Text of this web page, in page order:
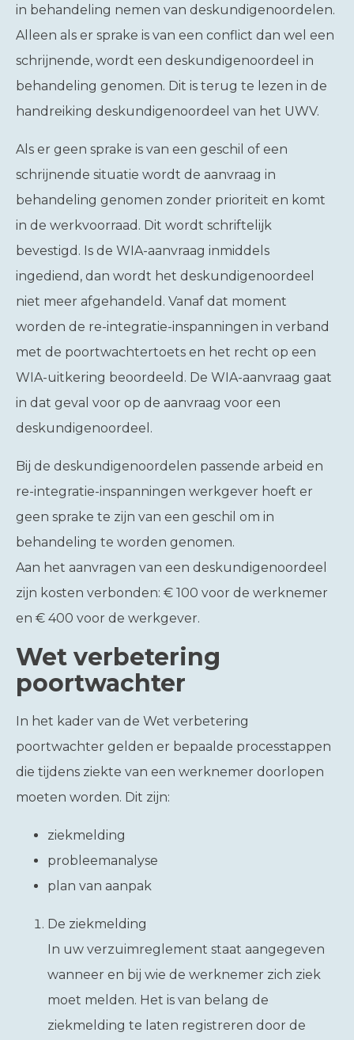
in behandeling nemen van deskundigenoordelen.
Alleen als er sprake is van een conflict dan wel een
schrijnende, wordt een deskundigenoordeel in
behandeling genomen. Dit is terug te lezen in de
handreiking deskundigenoordeel van het UWV.
Als er geen sprake is van een geschil of een
schrijnende situatie wordt de aanvraag in
behandeling genomen zonder prioriteit en komt
in de werkvoorraad. Dit wordt schriftelijk
bevestigd. Is de WIA-aanvraag inmiddels
ingediend, dan wordt het deskundigenoordeel
niet meer afgehandeld. Vanaf dat moment
worden de re-integratie-inspanningen in verband
met de poortwachtertoets en het recht op een
WIA-uitkering beoordeeld. De WIA-aanvraag gaat
in dat geval voor op de aanvraag voor een
deskundigenoordeel.
Bij de deskundigenoordelen passende arbeid en
re-integratie-inspanningen werkgever hoeft er
geen sprake te zijn van een geschil om in
behandeling te worden genomen.
Aan het aanvragen van een deskundigenoordeel
zijn kosten verbonden: € 100 voor de werknemer
en € 400 voor de werkgever.
Wet verbetering
poortwachter
In het kader van de Wet verbetering
poortwachter gelden er bepaalde processtappen
die tijdens ziekte van een werknemer doorlopen
moeten worden. Dit zijn:
ziekmelding
probleemanalyse
plan van aanpak
De ziekmelding
In uw verzuimreglement staat aangegeven
wanneer en bij wie de werknemer zich ziek
moet melden. Het is van belang de
ziekmelding te laten registreren door de